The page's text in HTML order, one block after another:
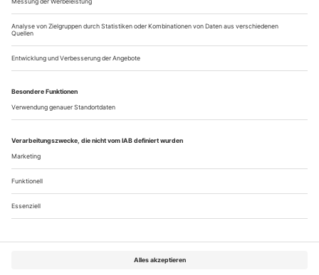
Flirts mit dem Musiktheater
Vier aktuelle Produktionen der Metropolitan Opera auf DVD
Seit Peter Gelb vor fünf Jahren die Leitung der Metropolitan
Opera übernommen hat, ist dort auf szenischem Gebiet eine
vorsichtige Annäherung an die Standards des europäischen
Musiktheaters zu konstatieren. «Vorsichtig» bedeutet: Die
Inszenierungen begnügen sich nicht damit, den auftretenden
Sänger-Stars einen dekorativen Rahmen zu bieten, wagen die
Stücke...
Über uns Kontakt Kritikerumfrage Newsletter